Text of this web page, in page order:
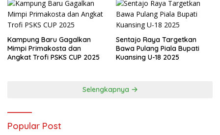
Kampung Baru Gagalkan
Mimpi Primakosta dan
Angkat Trofi PSKS CUP 2025
Sentajo Raya Targetkan
Bawa Pulang Piala Bupati
Kuansing U-18 2025
Selengkapnya
Popular Post